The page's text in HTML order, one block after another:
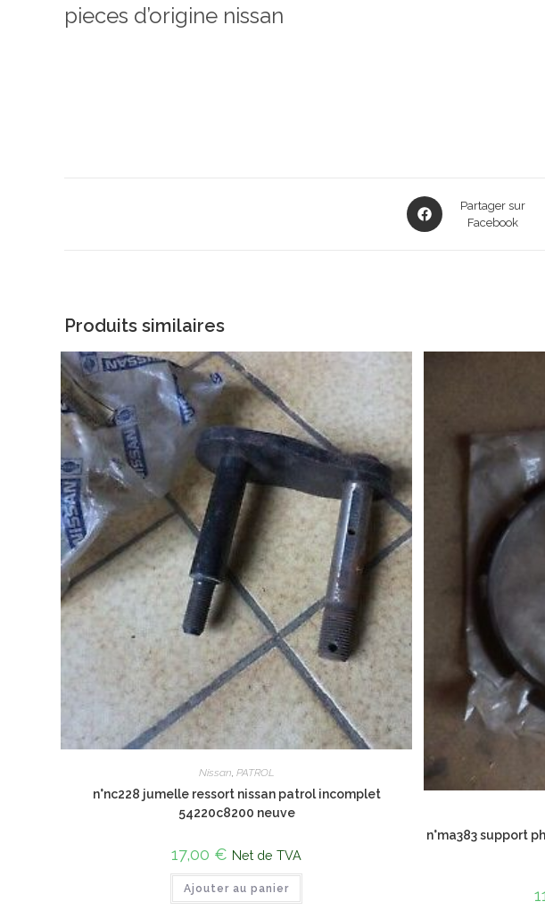
pieces d’origine nissan
Opens
in
Partager sur
Facebook
Produits similaires
Nissan, PATROL
n°nc228 jumelle ressort nissan patrol incomplet
54220c8200 neuve
17,00 € Net de TVA
Ajouter au panier
n°ma383 support